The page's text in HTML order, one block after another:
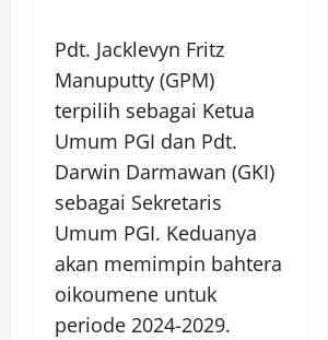
Pdt. Jacklevyn Fritz
Manuputty (GPM)
terpilih sebagai Ketua
Umum PGI dan Pdt.
Darwin Darmawan (GKI)
sebagai Sekretaris
Umum PGI. Keduanya
akan memimpin bahtera
oikoumene untuk
periode 2024-2029.